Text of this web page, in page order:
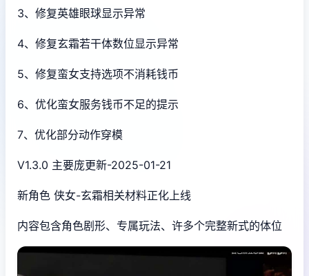
3、修复英雄眼球显示异常
4、修复玄霜若干体数位显示异常
5、修复蛮女支持选项不消耗钱币
6、优化蛮女服务钱币不足的提示
7、优化部分动作穿模
V1.3.0 主要庞更新-2025-01-21
新角色 侠女-玄霜相关材料正化上线
内容包含角色剧形、专属玩法、许多个完整新式的体位